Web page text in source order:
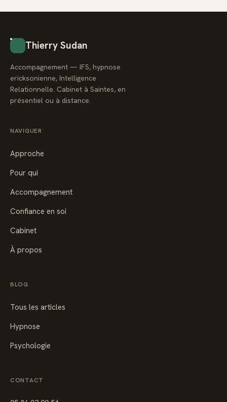
Thierry Sudan
Accompagnement — IFS, hypnose
ericksonienne, Intelligence
Relationnelle. Cabinet à Saintes, en
présentiel ou à distance.
NAVIGUER
Approche
Pour qui
Accompagnement
Confiance en soi
Cabinet
À propos
BLOG
Tous les articles
Hypnose
Psychologie
CONTACT